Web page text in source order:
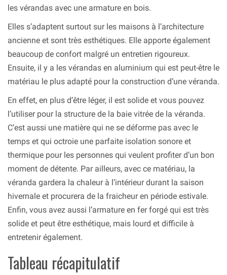
les vérandas avec une armature en bois.
Elles s’adaptent surtout sur les maisons à l’architecture
ancienne et sont très esthétiques. Elle apporte également
beaucoup de confort malgré un entretien rigoureux.
Ensuite, il y a les vérandas en aluminium qui est peut-être le
matériau le plus adapté pour la construction d’une véranda.
En effet, en plus d’être léger, il est solide et vous pouvez
l’utiliser pour la structure de la baie vitrée de la véranda.
C’est aussi une matière qui ne se déforme pas avec le
temps et qui octroie une parfaite isolation sonore et
thermique pour les personnes qui veulent profiter d’un bon
moment de détente. Par ailleurs, avec ce matériau, la
véranda gardera la chaleur à l’intérieur durant la saison
hivernale et procurera de la fraicheur en période estivale.
Enfin, vous avez aussi l’armature en fer forgé qui est très
solide et peut être esthétique, mais lourd et difficile à
entretenir également.
Tableau récapitulatif